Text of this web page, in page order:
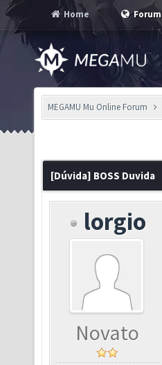
Home Forum
MEGAMU Mu Online Forum
[Dúvida] BOSS Duvida
lorgio
Novato